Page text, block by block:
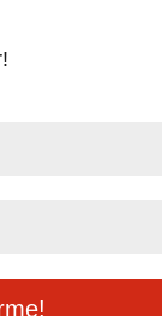
Retos y